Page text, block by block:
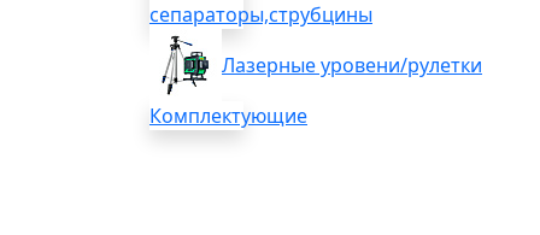
сепараторы,струбцины
Лазерные уровени/рулетки
Комплектующие